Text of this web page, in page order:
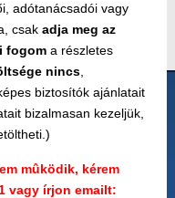
adótanácsadói vagy
csak adja meg az
fogom a részletes
nincs
biztosítók ajánlatait
bizalmasan kezeljük,
mûködik, kérem
vagy írjon emailt: